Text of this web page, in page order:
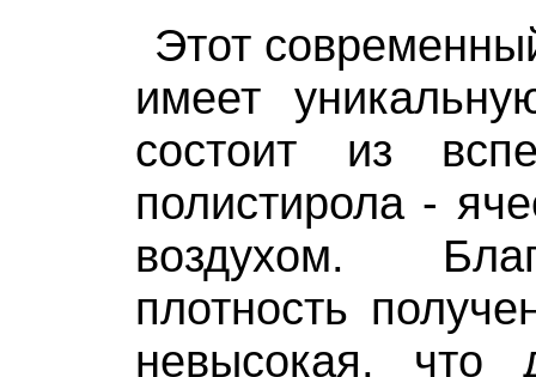
Этот
имеет
состоит из
полистирола -
воздухом.
плотность
невысокая, что